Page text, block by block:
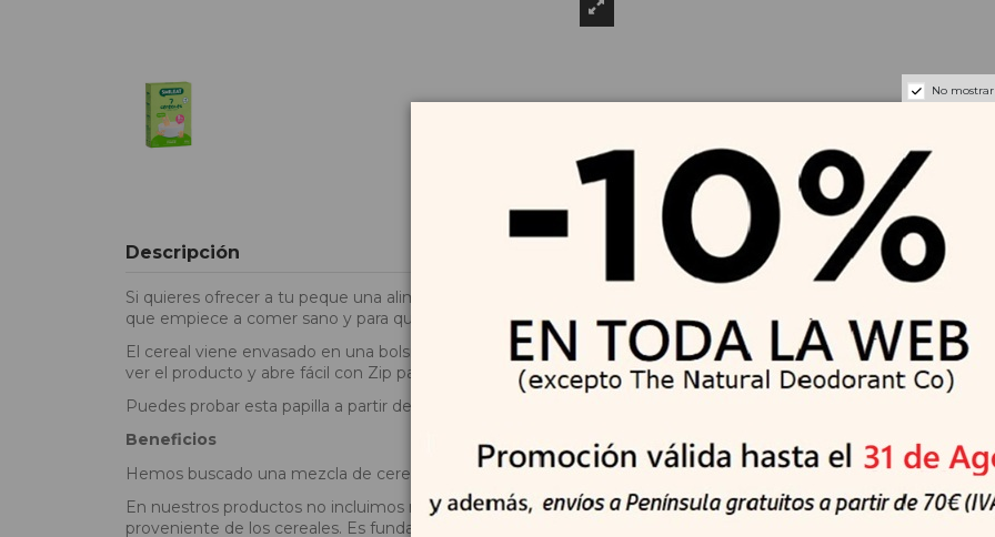
Descripción
Si quieres ofrecer a tu peque una alimentación equilibrada y natural, esta deliciosa papilla equilibrada y nutritiva
que empiece a comer sano y para que pueda crecer fuerte.
El cereal viene envasado en una bolsita 100% reciclable en el amarillo y muy cómodo. Se trata de un formato
ver el producto y abre fácil con Zip para poder abrir y cerrar rápidamente.
Puedes probar esta papilla a partir de los 6 meses, cuando introduzcas el gluten a tu bebé.
Beneficios
Hemos buscado una mezcla de cereales variada y equilibrada, siempre buscando el resultado más nutritivo,
En nuestros productos no incluimos ningún tipo de azúcar libre, conservantes ni aditivos y puedes ver en esta
proveniente de los cereales. Es fundamental que los bebés no consuman azúcar hasta los 2 años, como
No